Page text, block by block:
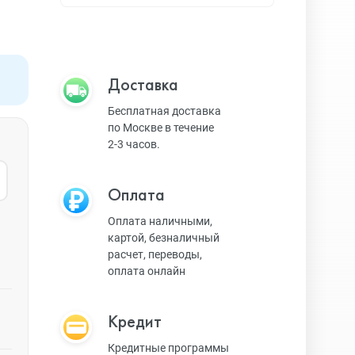
Magic Keyboard
ЗУ и кабели
Игровые консоли
Ремешки для AW
Доставка
Бесплатная доставка
по Москве в течение
2-3 часов.
Оплата
Оплата наличными,
картой, безналичный
расчет, переводы,
оплата онлайн
Кредит
Кредитные программы